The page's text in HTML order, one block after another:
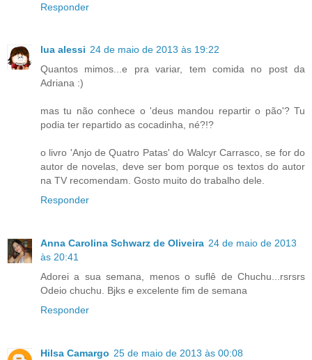
Responder
lua alessi 24 de maio de 2013 às 19:22
Quantos mimos...e pra variar, tem comida no post da
Adriana :)
mas tu não conhece o 'deus mandou repartir o pão'? Tu
podia ter repartido as cocadinha, né?!?
o livro 'Anjo de Quatro Patas' do Walcyr Carrasco, se for do
autor de novelas, deve ser bom porque os textos do autor
na TV recomendam. Gosto muito do trabalho dele.
Responder
Anna Carolina Schwarz de Oliveira 24 de maio de 2013
às 20:41
Adorei a sua semana, menos o suflê de Chuchu...rsrsrs
Odeio chuchu. Bjks e excelente fim de semana
Responder
Hilsa Camargo 25 de maio de 2013 às 00:08